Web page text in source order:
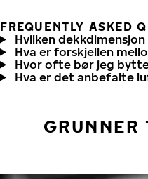
FREQUENTLY ASKED
Hvilken
Hva er forskjellen
Hvor ofte bør jeg
Hva er det anbefalte